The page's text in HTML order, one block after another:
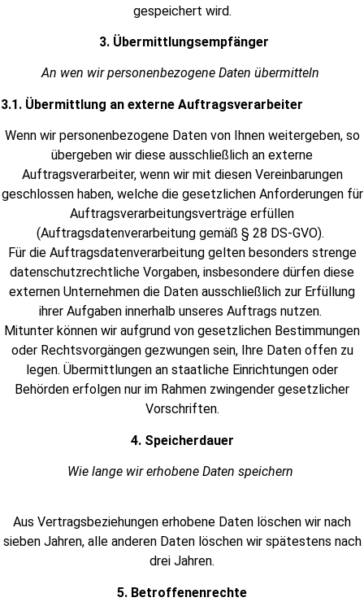
gespeichert wird.
3. Übermittlungsempfänger
An wen wir personenbezogene Daten übermitteln
3.1. Übermittlung an externe Auftragsverarbeiter
Wenn wir personenbezogene Daten von Ihnen weitergeben, so
übergeben wir diese ausschließlich an externe
Auftragsverarbeiter, wenn wir mit diesen Vereinbarungen
geschlossen haben, welche die gesetzlichen Anforderungen für
Auftragsverarbeitungsverträge erfüllen
(Auftragsdatenverarbeitung gemäß § 28 DS-GVO).
Für die Auftragsdatenverarbeitung gelten besonders strenge
datenschutzrechtliche Vorgaben, insbesondere dürfen diese
externen Unternehmen die Daten ausschließlich zur Erfüllung
ihrer Aufgaben innerhalb unseres Auftrags nutzen.
Mitunter können wir aufgrund von gesetzlichen Bestimmungen
oder Rechtsvorgängen gezwungen sein, Ihre Daten offen zu
legen. Übermittlungen an staatliche Einrichtungen oder
Behörden erfolgen nur im Rahmen zwingender gesetzlicher
Vorschriften.
4. Speicherdauer
Wie lange wir erhobene Daten speichern
Aus Vertragsbeziehungen erhobene Daten löschen wir nach
sieben Jahren, alle anderen Daten löschen wir spätestens nach
drei Jahren.
5. Betroffenenrechte